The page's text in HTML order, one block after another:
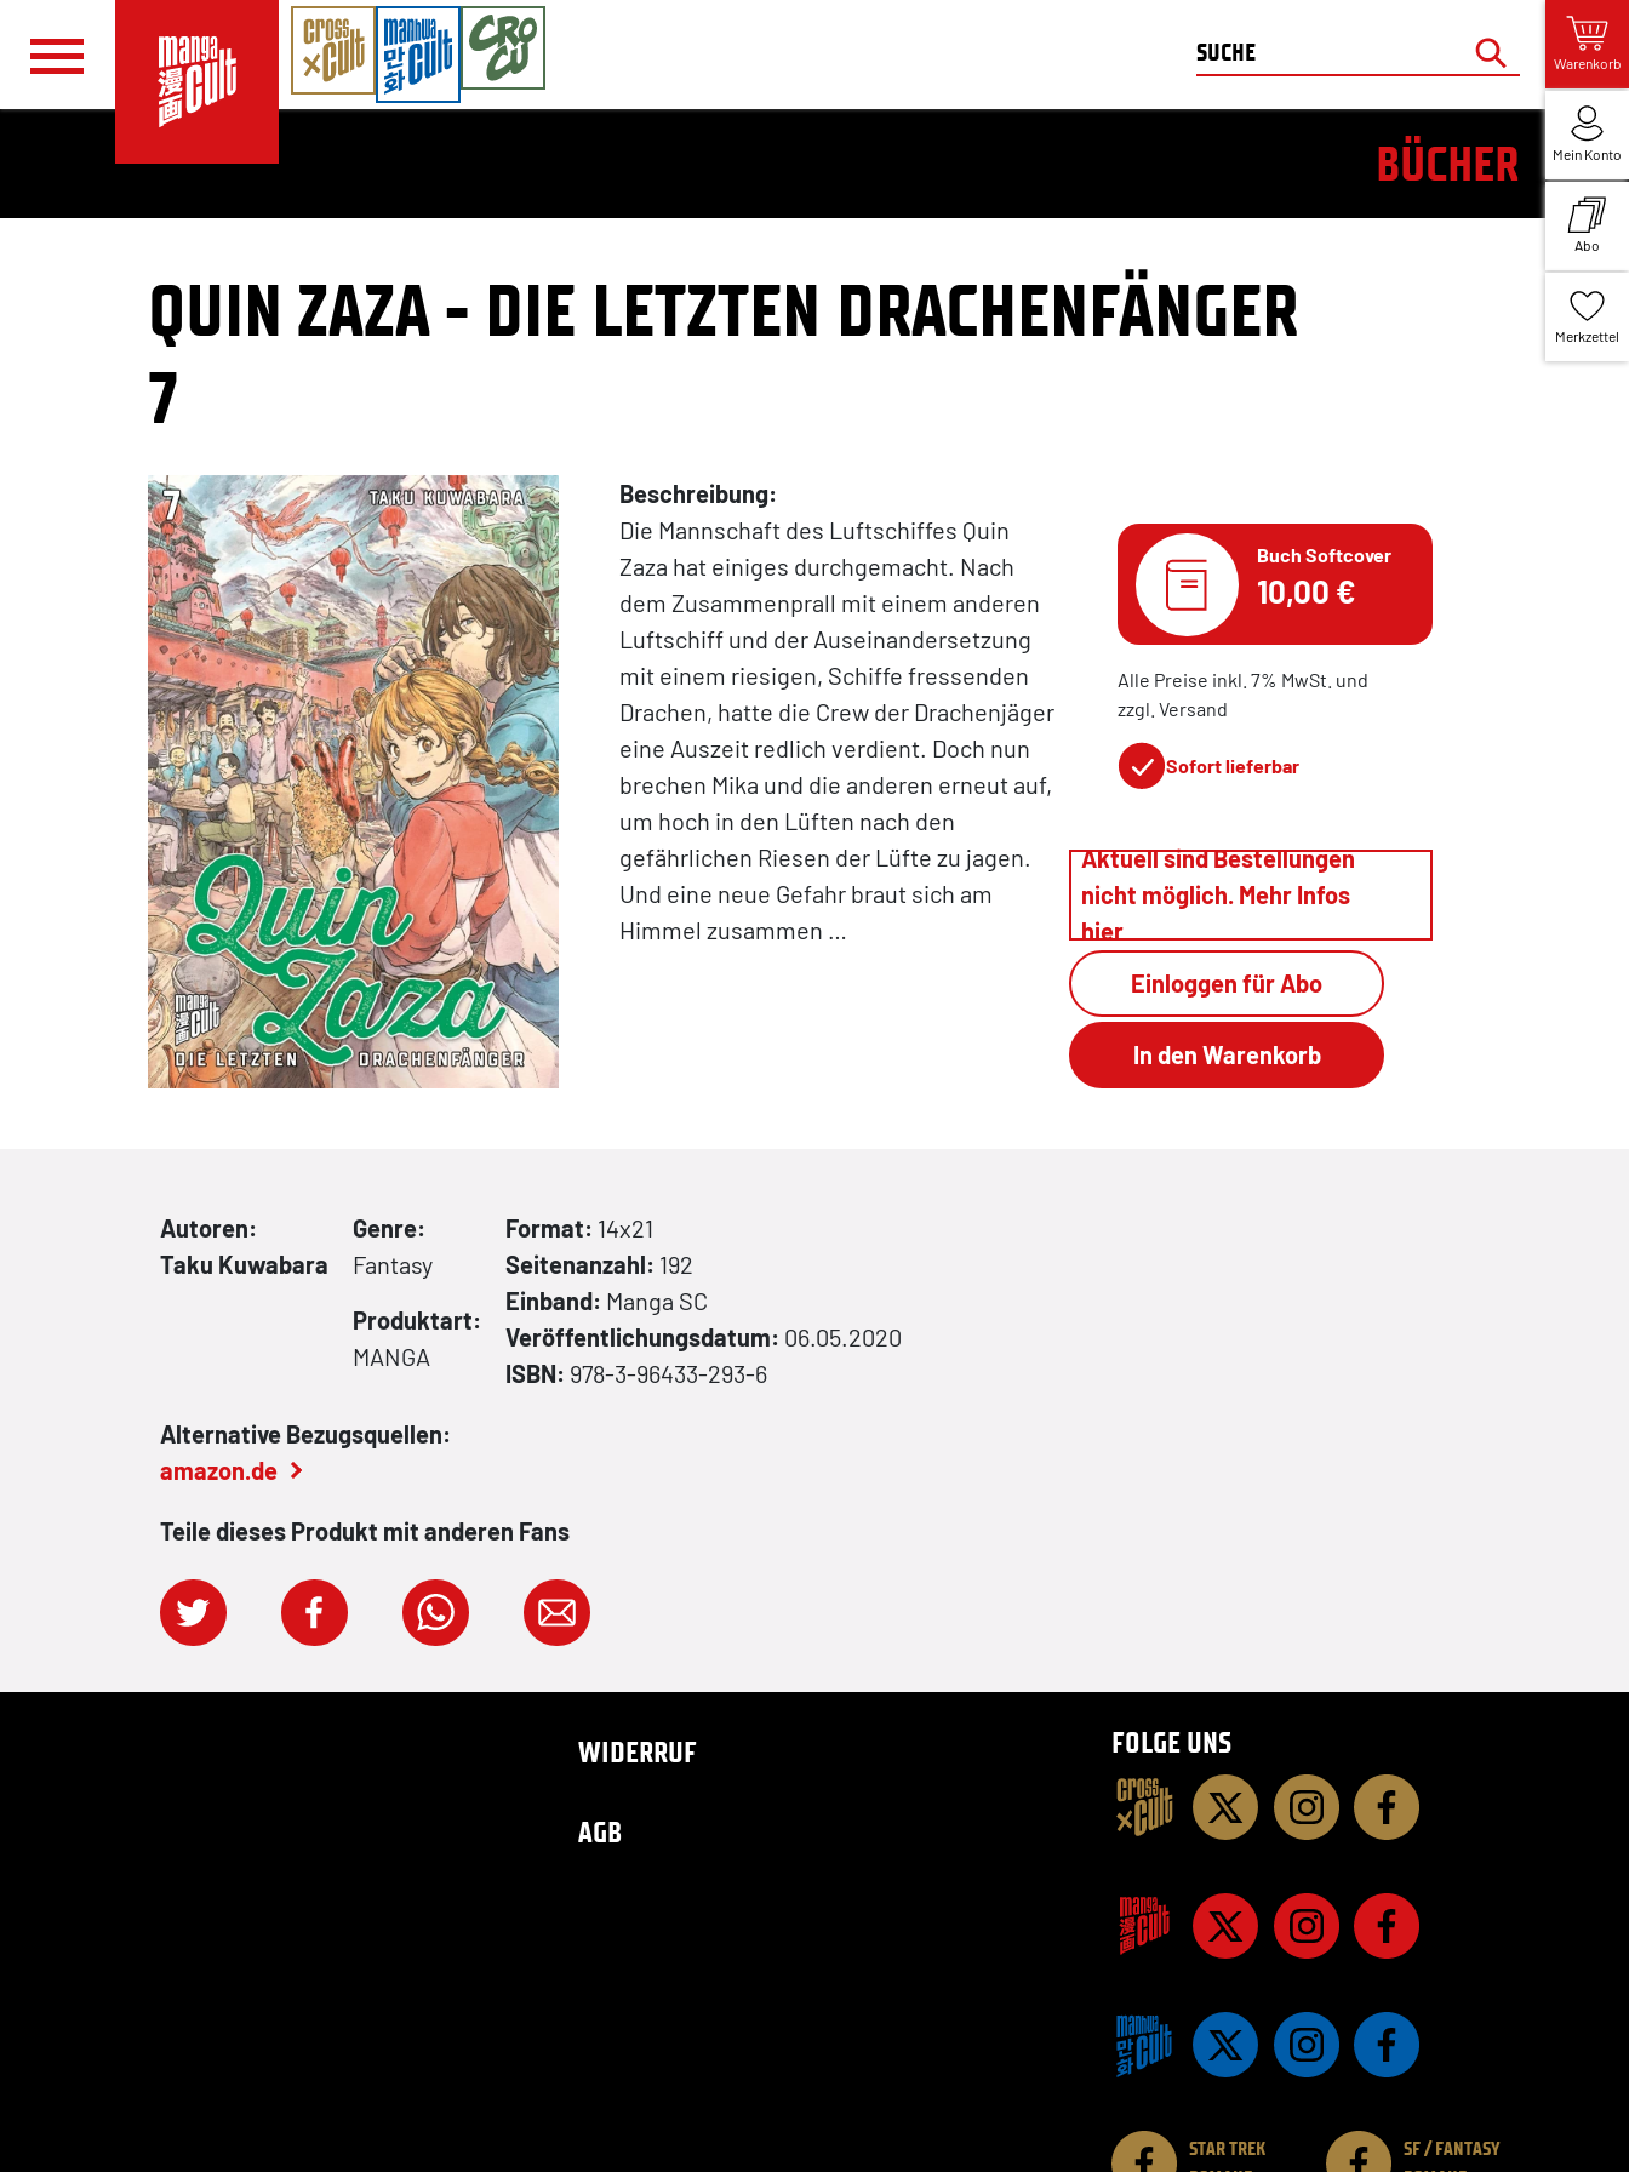
Warenkorb
Mein Konto
Abo
Merkzettel
BÜCHER
QUIN ZAZA - DIE LETZTEN DRACHENFÄNGER
7
Beschreibung:
Die Mannschaft des Luftschiffes Quin
Zaza hat einiges durchgemacht. Nach
dem Zusammenprall mit einem anderen
Luftschiff und der Auseinandersetzung
mit einem riesigen, Schiffe fressenden
Drachen, hatte die Crew der Drachenjäger
eine Auszeit redlich verdient. Doch nun
brechen Mika und die anderen erneut auf,
um hoch in den Lüften nach den
gefährlichen Riesen der Lüfte zu jagen.
Und eine neue Gefahr braut sich am
Himmel zusammen …
Buch Softcover
10,00 €
Alle Preise inkl. 7% MwSt. und
zzgl. Versand
Sofort lieferbar
Aktuell sind Bestellungen
nicht möglich. Mehr Infos
hier
Einloggen für Abo
Autoren:
Taku Kuwabara
Genre:
Fantasy
Produktart:
MANGA
Format: 14x21
Seitenanzahl: 192
Einband: Manga SC
Veröffentlichungsdatum: 06.05.2020
ISBN: 978-3-96433-293-6
Alternative Bezugsquellen:
amazon.de
Teile dieses Produkt mit anderen Fans
WIDERRUF
AGB
FOLGE UNS
STAR TREK
SF / FANTASY